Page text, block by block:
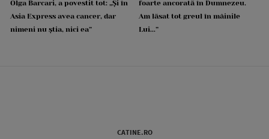
Olga Barcari, a povestit tot: „Și în
Asia Express avea cancer, dar
nimeni nu știa, nici ea”
foarte ancorată în Dumnezeu.
Am lăsat tot greul în mâinile
Lui...”
CATINE.RO